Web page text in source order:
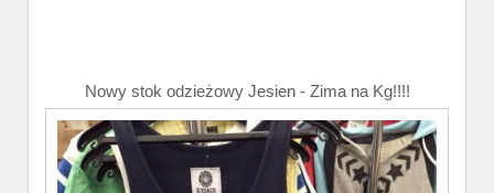
Nowy stok odzieżowy Jesien - Zima na Kg!!!!